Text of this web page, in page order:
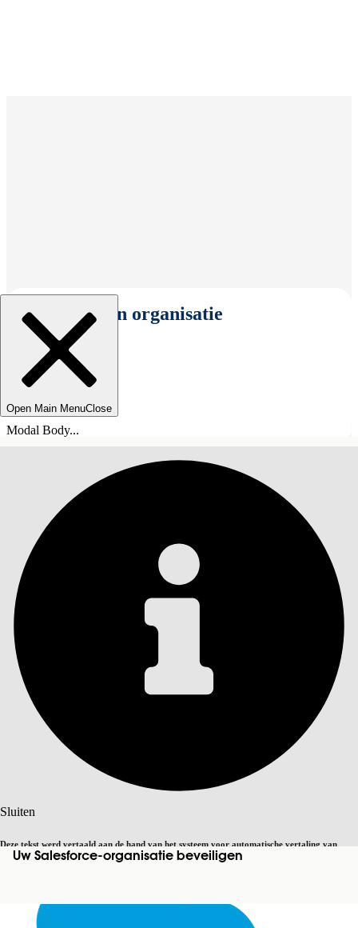
Selecteer een organisatie
Open Main MenuClose
Modal Body...
Sluiten
Deze tekst werd vertaald aan de hand van het systeem voor automatische vertaling van
Salesforce. U vindthiermeer details. Overschakelen op Engels
Uw Salesforce-organisatie beveiligen
INHOUDSOPGAVE
Zoeken